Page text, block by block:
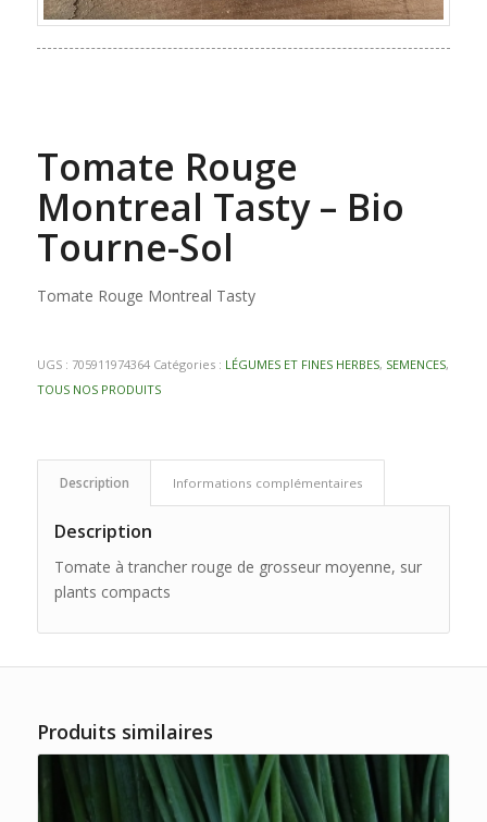
Tomate Rouge
Montreal Tasty – Bio
Tourne-Sol
Tomate Rouge Montreal Tasty
UGS : 705911974364 Catégories : LÉGUMES ET FINES HERBES, SEMENCES,
TOUS NOS PRODUITS
Description Informations complémentaires
Description
Tomate à trancher rouge de grosseur moyenne, sur
plants compacts
Produits similaires